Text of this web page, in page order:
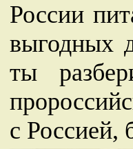
России
выгодных
ты
с Россией,